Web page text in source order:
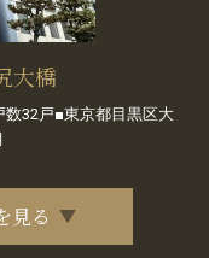
大橋
32戸■東京都目黒区大
見る